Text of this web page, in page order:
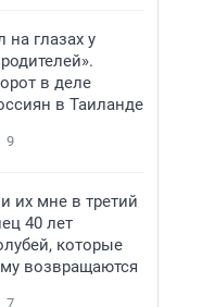
на глазах у
в деле
в Таиланде
9
их мне в третий
40 лет
которые
возвращаются
7